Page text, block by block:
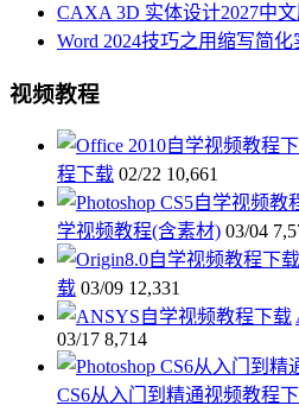
CAXA 3D 实体设计2027中
Word 2024技巧之用缩写简
视频教程
程下载 02/22 10,661
学视频教程(含素材) 03/04
载 03/09 12,331
03/17 8,714
CS6从入门到精通视频教程